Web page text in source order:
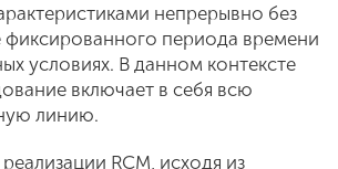
непрерывно без
фиксированного периода времени
условиях. В данном контексте
включает в себя всю
линию.
RCM, исходя из